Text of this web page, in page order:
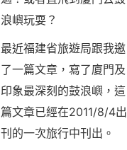
浪嶼玩耍？
最近福建省旅遊局跟我邀
了一篇文章，寫了廈門及
印象最深刻的鼓浪嶼，這
篇文章已經在2011/8/4出
刊的一次旅行中刊出。